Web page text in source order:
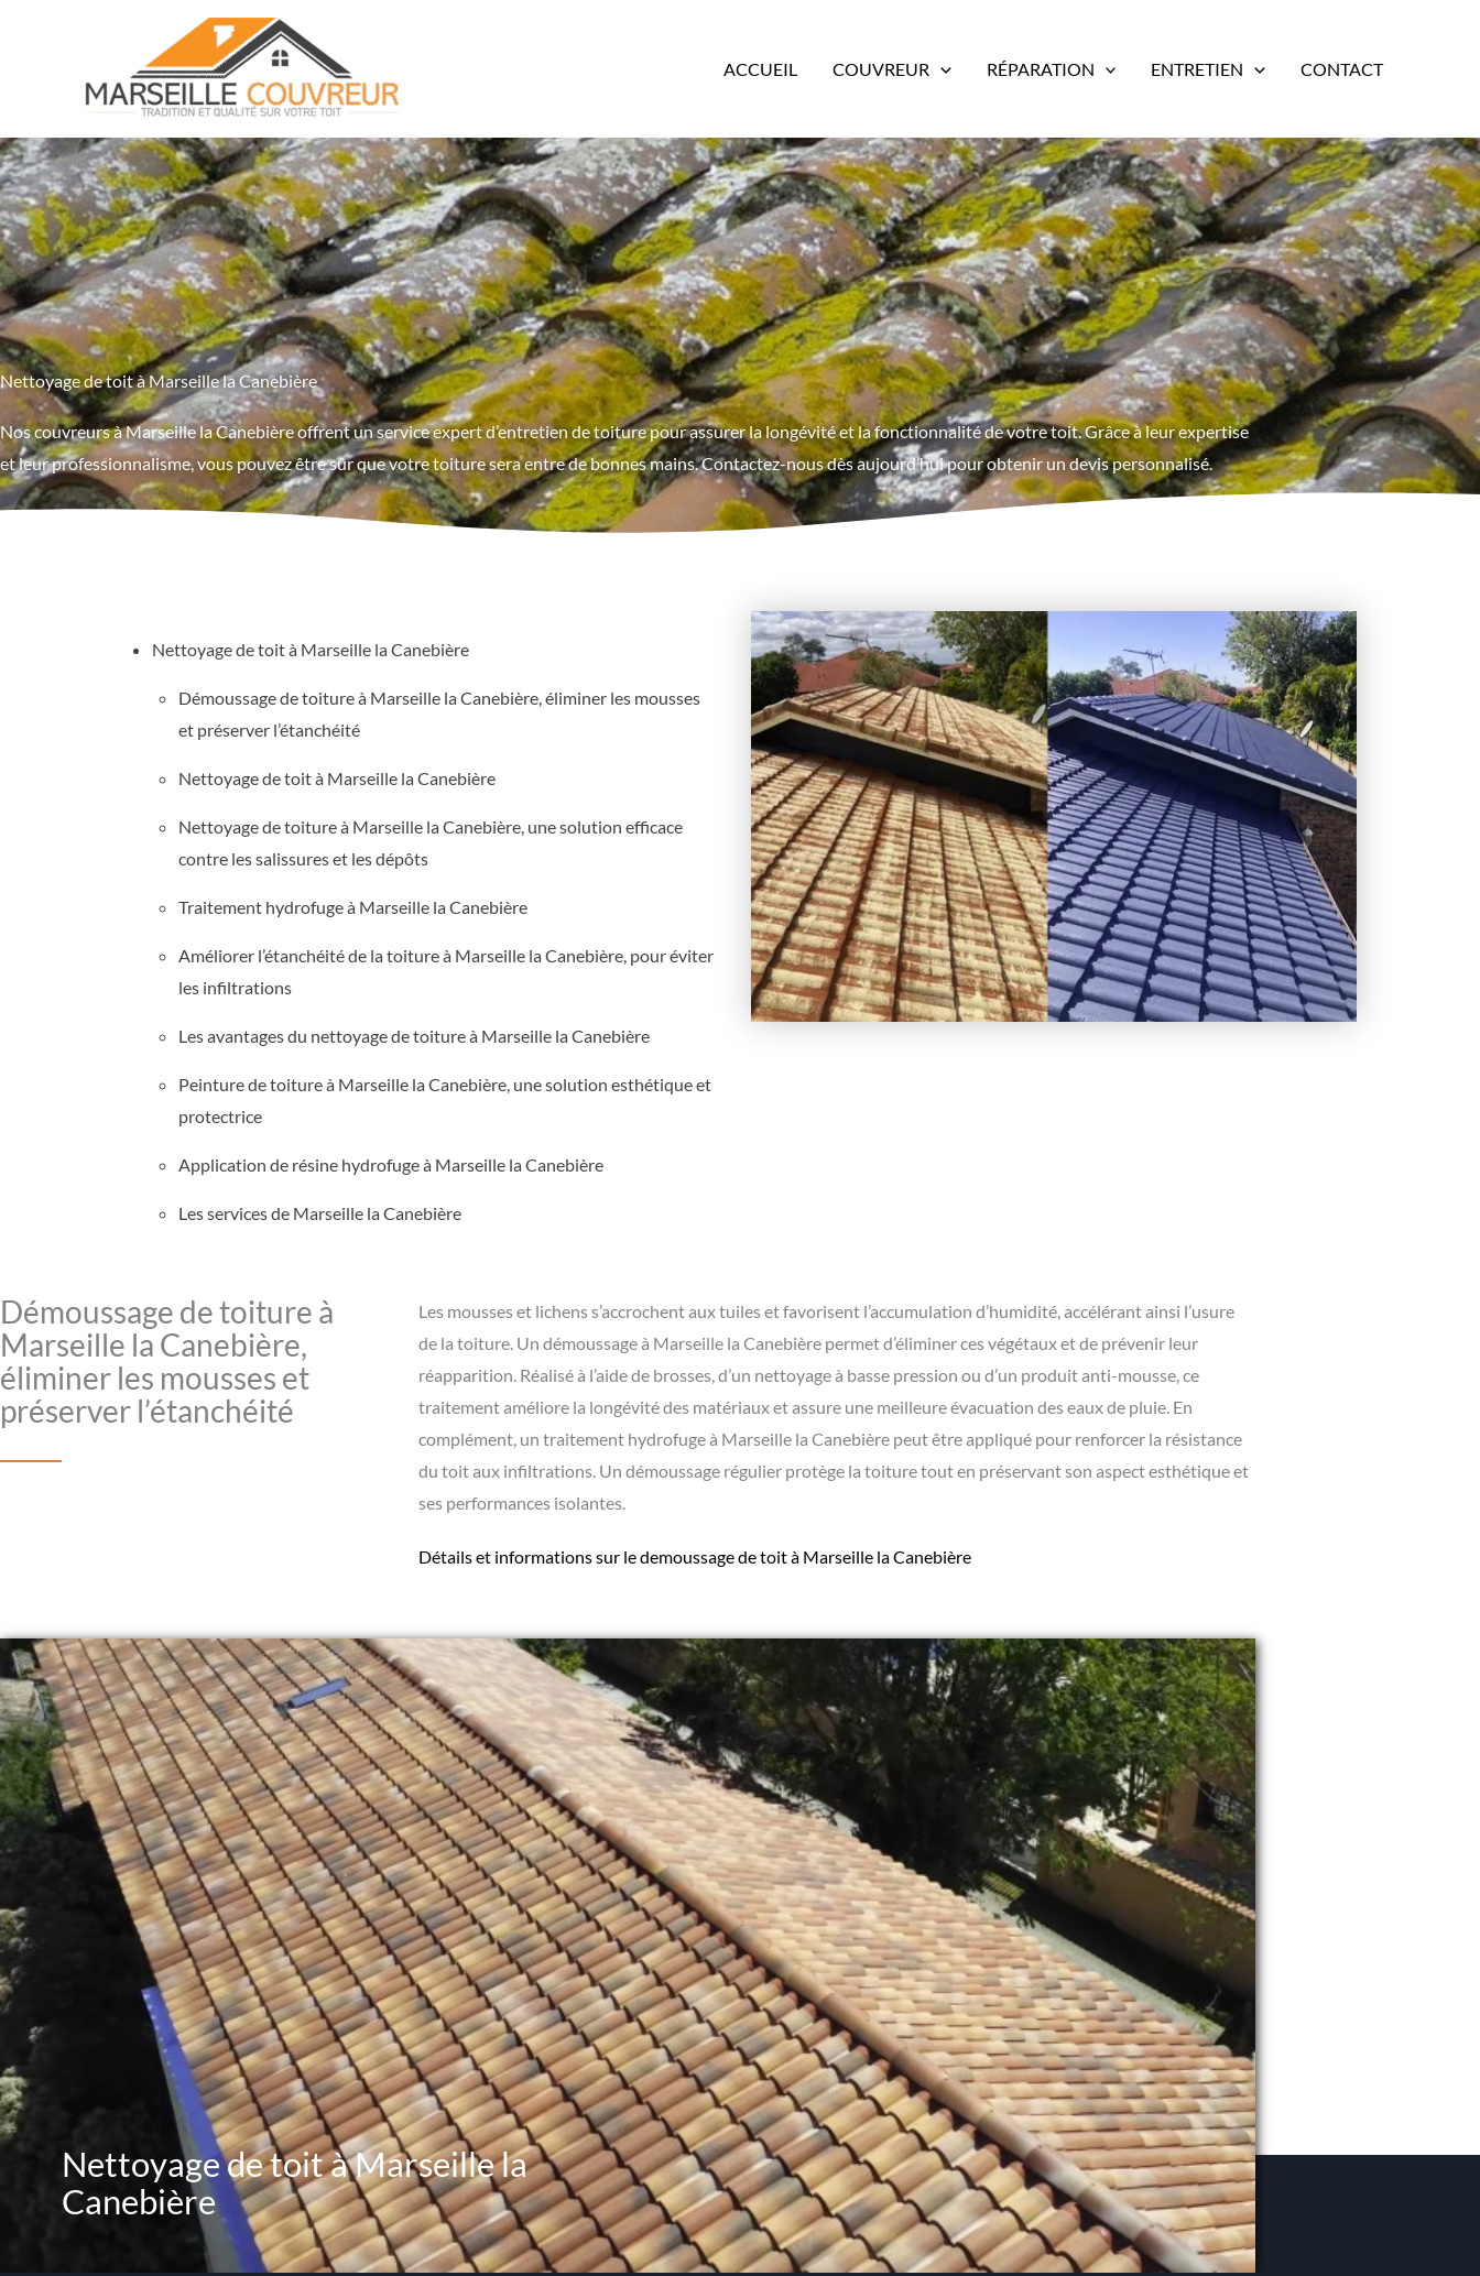
ACCUEIL COUVREUR RÉPARATION ENTRETIEN CONTACT
Nettoyage de toit à Marseille la Canebière
Nos couvreurs à Marseille la Canebière offrent un service expert d’entretien de toiture pour assurer la longévité et la fonctionnalité de votre toit. Grâce à leur expertise
et leur professionnalisme, vous pouvez être sûr que votre toiture sera entre de bonnes mains. Contactez-nous dès aujourd’hui pour obtenir un devis personnalisé.
Nettoyage de toit à Marseille la Canebière
Démoussage de toiture à Marseille la Canebière, éliminer les mousses
et préserver l’étanchéité
Nettoyage de toit à Marseille la Canebière
Nettoyage de toiture à Marseille la Canebière, une solution efficace
contre les salissures et les dépôts
Traitement hydrofuge à Marseille la Canebière
Améliorer l’étanchéité de la toiture à Marseille la Canebière, pour éviter
les infiltrations
Les avantages du nettoyage de toiture à Marseille la Canebière
Peinture de toiture à Marseille la Canebière, une solution esthétique et
protectrice
Application de résine hydrofuge à Marseille la Canebière
Les services de Marseille la Canebière
Démoussage de toiture à
Marseille la Canebière,
éliminer les mousses et
préserver l’étanchéité
Les mousses et lichens s’accrochent aux tuiles et favorisent l’accumulation d’humidité, accélérant ainsi l’usure
de la toiture. Un démoussage à Marseille la Canebière permet d’éliminer ces végétaux et de prévenir leur
réapparition. Réalisé à l’aide de brosses, d’un nettoyage à basse pression ou d’un produit anti-mousse, ce
traitement améliore la longévité des matériaux et assure une meilleure évacuation des eaux de pluie. En
complément, un traitement hydrofuge à Marseille la Canebière peut être appliqué pour renforcer la résistance
du toit aux infiltrations. Un démoussage régulier protège la toiture tout en préservant son aspect esthétique et
ses performances isolantes.
Détails et informations sur ledemoussage de toit à Marseille la Canebière
Nettoyage de toit à Marseille la
Canebière